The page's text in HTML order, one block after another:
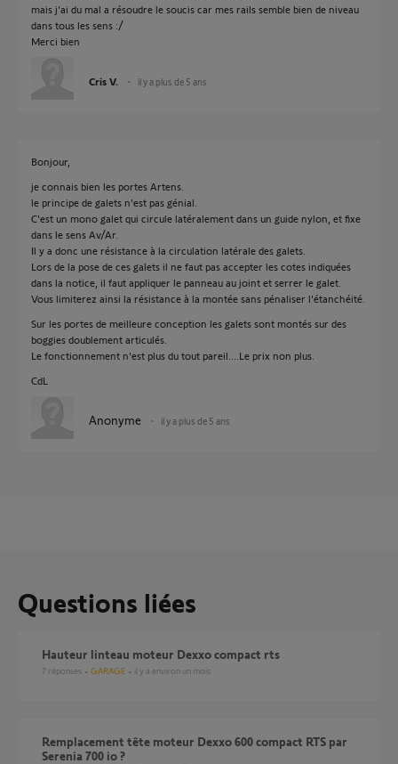
mais j'ai du mal a résoudre le soucis car mes rails semble bien de niveau
dans tous les sens :/
Merci bien
Cris V. il y a plus de 5 ans
Bonjour,
je connais bien les portes Artens.
le principe de galets n'est pas génial.
C'est un mono galet qui circule latéralement dans un guide nylon, et fixe
dans le sens Av/Ar.
Il y a donc une résistance à la circulation latérale des galets.
Lors de la pose de ces galets il ne faut pas accepter les cotes indiquées
dans la notice, il faut appliquer le panneau au joint et serrer le galet.
Vous limiterez ainsi la résistance à la montée sans pénaliser l'étanchéité.
Sur les portes de meilleure conception les galets sont montés sur des
boggies doublement articulés.
Le fonctionnement n'est plus du tout pareil....Le prix non plus.
CdL
Anonyme il y a plus de 5 ans
Questions liées
Hauteur linteau moteur Dexxo compact rts
7 réponses GARAGE il y a environ un mois
Remplacement tête moteur Dexxo 600 compact RTS par
Serenia 700 io ?